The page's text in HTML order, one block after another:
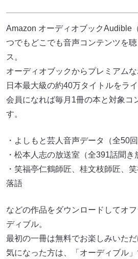
Amazon オーディオブックAudible
つでもどこでも音声コンテンツを
ス。
オーディオブックからプレミアムな
日本最大級の約40万タイトルをラ
会員になれば毎月1冊の本と対象コ
す。
・よしもと芸人音声データ（全50回
・松本人志の放送室（全391話聞き
・笑福亭仁鶴師匠、桂文枝師匠、
落語
などの作品をダウンロードしてオ
ディブル。
最初の一冊は無料でお楽しみいただ
気になった方は、「オーディブル